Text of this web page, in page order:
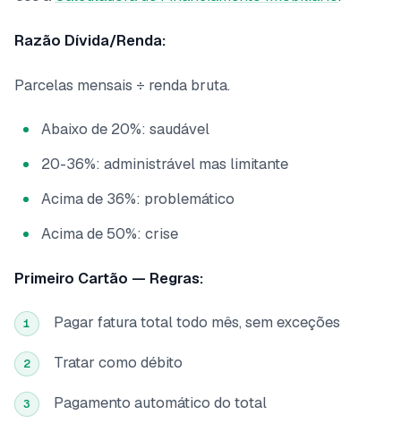
Razão Dívida/Renda:
Parcelas mensais ÷ renda bruta.
Abaixo de 20%: saudável
20-36%: administrável mas limitante
Acima de 36%: problemático
Acima de 50%: crise
Primeiro Cartão — Regras:
1 Pagar fatura total todo mês, sem exceções
2 Tratar como débito
3 Pagamento automático do total